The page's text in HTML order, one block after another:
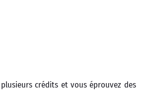
crédits et vous éprouvez des